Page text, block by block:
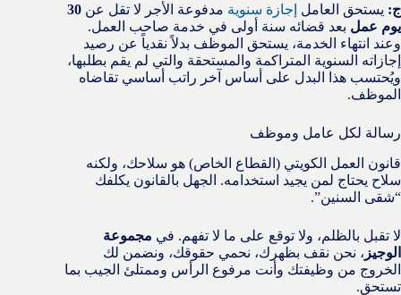
ج: يستحق العامل إجازة سنوية مدفوعة الأجر لا تقل عن 30
يوم عمل بعد قضائه سنة أولى في خدمة صاحب العمل.
وعند انتهاء الخدمة، يستحق الموظف بدلاً نقدياً عن رصيد
إجازاته السنوية المتراكمة والمستحقة والتي لم يقم بطلبها،
ويُحتسب هذا البدل على أساس آخر راتب أساسي تقاضاه
الموظف.
رسالة لكل عامل وموظف
قانون العمل الكويتي (القطاع الخاص) هو سلاحك، ولكنه
سلاح يحتاج لمن يجيد استخدامه. الجهل بالقانون يكلفك
“شقى السنين”.
لا تقبل بالظلم، ولا توقع على ما لا تفهم. في مجموعة
الوجيز ، نحن نقف بظهرك، نحمي حقوقك، ونضمن لك
الخروج من وظيفتك وأنت مرفوع الرأس وممتلئ الجيب بما
تستحق.